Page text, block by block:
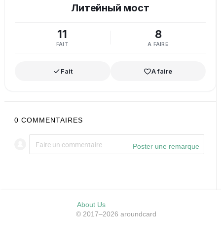
Литейный мост
11
FAIT
8
A FAIRE
Fait A faire
0 COMMENTAIRES
Poster une remarque
About Us
© 2017–2026 aroundcard